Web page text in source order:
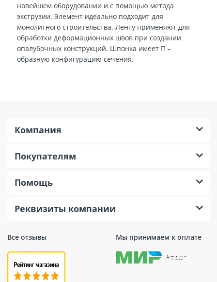
новейшем оборудовании и с помощью метода
экструзии. Элемент идеально подходит для
монолитного строительства. Ленту применяют для
обработки деформационных швов при создании
опалубочных конструкций. Шпонка имеет П –
образную конфигурацию сечения.
Все отзывы Мы принимаем к оплате
Компания
Покупателям
Помощь
Реквизиты компании